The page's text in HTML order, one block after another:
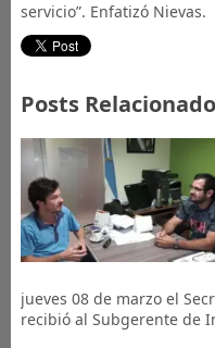
servicio”. Enfatizó Nievas.
Posts
jueves 08 de marzo el
recibió al Subgerente de